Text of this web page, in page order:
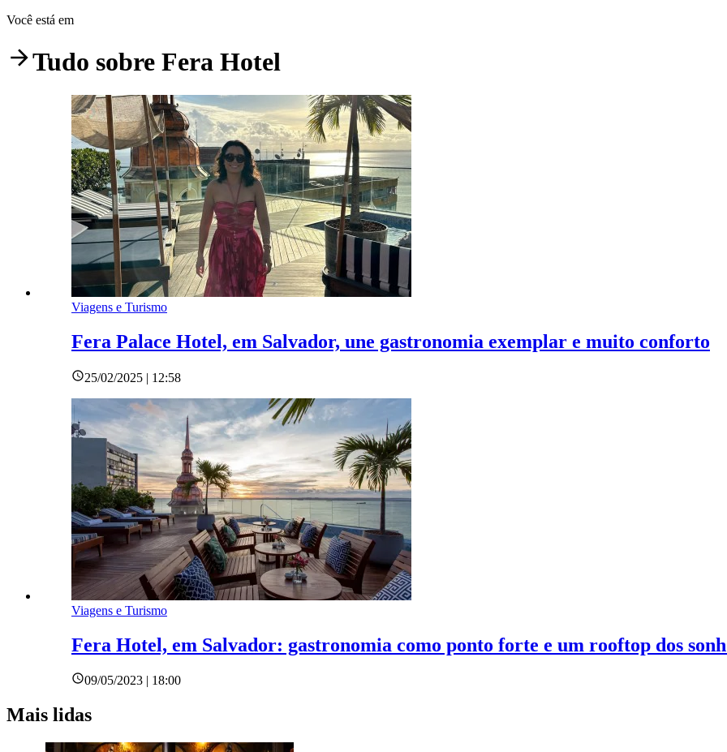
Você está em
Tudo sobre Fera Hotel
Viagens e Turismo
Fera Palace Hotel, em Salvador, une gastronomia exemplar e muito conforto
25/02/2025 | 12:58
Viagens e Turismo
Fera Hotel, em Salvador: gastronomia como ponto forte e um rooftop dos
09/05/2023 | 18:00
Mais lidas